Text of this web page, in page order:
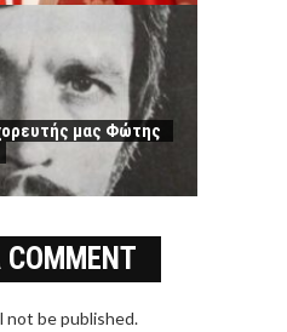
μας Φώτης
COMMENT
not be published.